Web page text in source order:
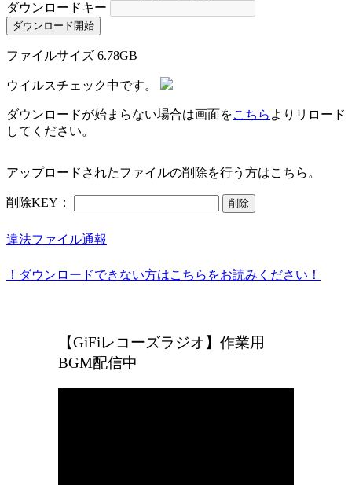
ダウンロードキー
ダウンロード開始
ファイルサイズ 6.78GB
ウイルスチェック中です。
ダウンロードが始まらない場合は画面をこちら よりリロード
してください。
アップロードされたファイルの削除を行う方はこちら。
削除KEY： 削除
違法ファイル通報
！ダウンロードできない方はこちらをお読みください！
【GiFiレコーズラジオ】作業用
BGM配信中